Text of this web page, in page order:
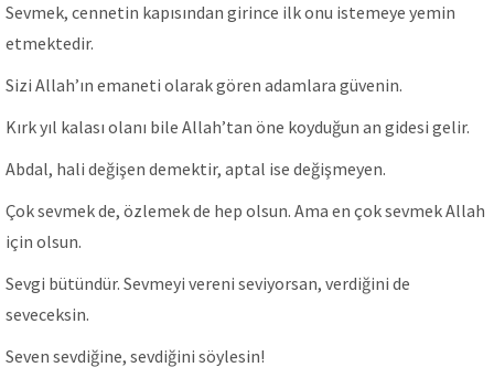
Sevmek, cennetin kapısından girince ilk onu istemeye yemin
etmektedir.
Sizi Allah’ın emaneti olarak gören adamlara güvenin.
Kırk yıl kalası olanı bile Allah’tan öne koyduğun an gidesi gelir.
Abdal, hali değişen demektir, aptal ise değişmeyen.
Çok sevmek de, özlemek de hep olsun. Ama en çok sevmek Allah
için olsun.
Sevgi bütündür. Sevmeyi vereni seviyorsan, verdiğini de
seveceksin.
Seven sevdiğine, sevdiğini söylesin!